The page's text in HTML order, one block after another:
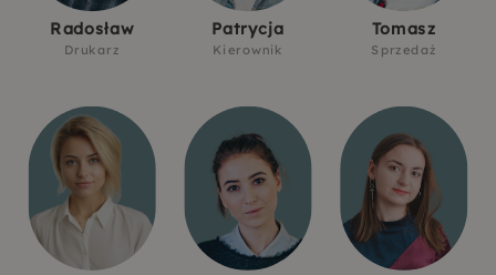
Radosław
Drukarz
Patrycja
Kierownik
Tomasz
Sprzedaż